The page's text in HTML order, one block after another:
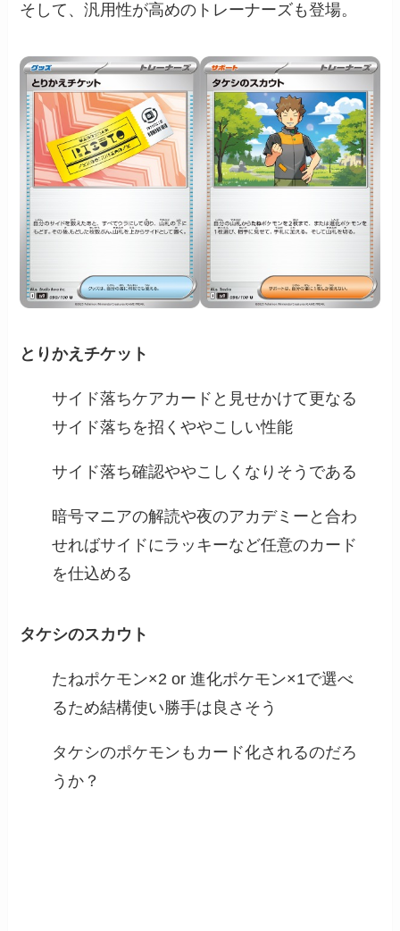
そして、汎用性が高めのトレーナーズも登場。
とりかえチケット
サイド落ちケアカードと見せかけて更なる
サイド落ちを招くややこしい性能
サイド落ち確認ややこしくなりそうである
暗号マニアの解読や夜のアカデミーと合わ
せればサイドにラッキーなど任意のカード
を仕込める
タケシのスカウト
たねポケモン×2 or 進化ポケモン×1で選べ
るため結構使い勝手は良さそう
タケシのポケモンもカード化されるのだろ
うか？